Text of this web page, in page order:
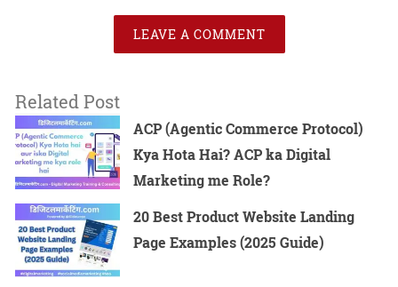
LEAVE A COMMENT
Related Post
ACP (Agentic Commerce Protocol)
Kya Hota Hai? ACP ka Digital
Marketing me Role?
20 Best Product Website Landing
Page Examples (2025 Guide)